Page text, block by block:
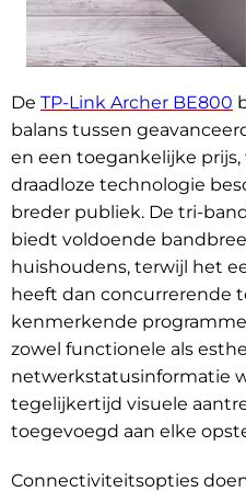
De TP-Link Archer BE800
balans tussen
en een toegankelijke
draadloze technologie
breder publiek. De tri-
biedt voldoende
huishoudens, terwijl het
heeft dan concurrerende
kenmerkende
zowel functionele als
netwerkstatusinformatie
tegelijkertijd visuele
toegevoegd aan elke
Connectiviteitsopties